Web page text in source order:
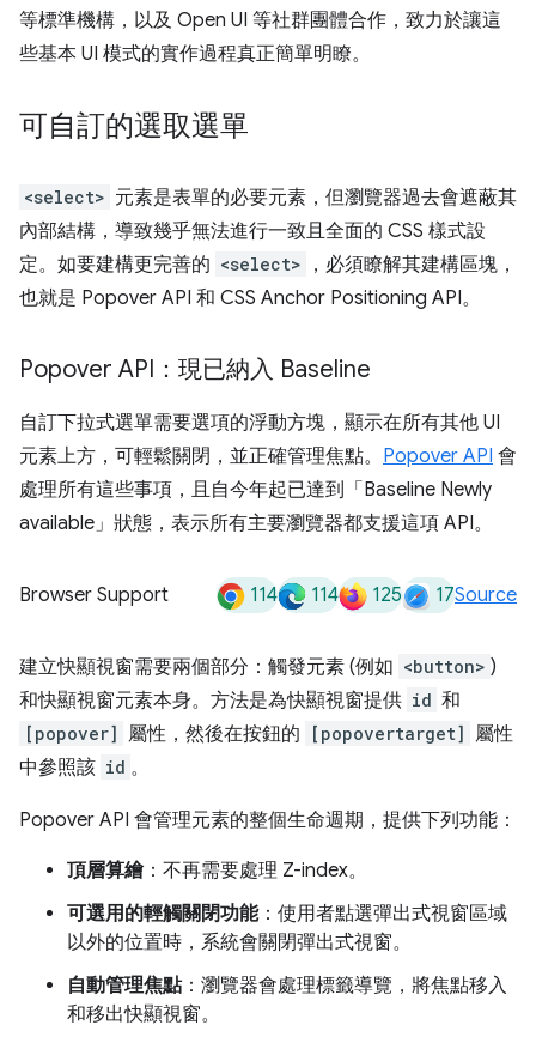
等標準機構，以及 Open UI 等社群團體合作，致力於讓這
些基本 UI 模式的實作過程真正簡單明瞭。
可自訂的選取選單
<select> 元素是表單的必要元素，但瀏覽器過去會遮蔽其
內部結構，導致幾乎無法進行一致且全面的 CSS 樣式設
定。如要建構更完善的 <select>
，必須瞭解其建構區塊，
也就是 Popover API 和 CSS Anchor Positioning API。
Popover API：現已納入 Baseline
自訂下拉式選單需要選項的浮動方塊，顯示在所有其他 UI
元素上方，可輕鬆關閉，並正確管理焦點。 Popover API 會
處理所有這些事項，且自今年起已達到「Baseline Newly
available」狀態，表示所有主要瀏覽器都支援這項 API。
Browser Support 114 114 125 17Source
建立快顯視窗需要兩個部分：觸發元素 (例如 <button> )
和快顯視窗元素本身。方法是為快顯視窗提供 id 和
[popover] 屬性，然後在按鈕的 [popovertarget] 屬性
中參照該 id 。
Popover API 會管理元素的整個生命週期，提供下列功能：
頂層算繪：不再需要處理 Z-index。
可選用的輕觸關閉功能：使用者點選彈出式視窗區域
以外的位置時，系統會關閉彈出式視窗。
自動管理焦點：瀏覽器會處理標籤導覽，將焦點移入
和移出快顯視窗。